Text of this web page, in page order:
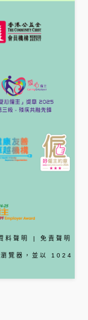
料聲明 | 免責聲明
瀏覽器 ，並以 1024